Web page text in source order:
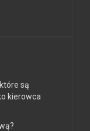
są
kierowca